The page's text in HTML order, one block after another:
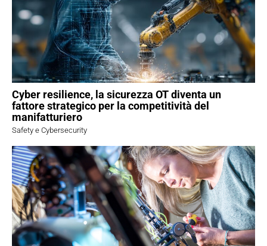
Cyber resilience, la sicurezza OT diventa un
fattore strategico per la competitività del
manifatturiero
Safety e Cybersecurity